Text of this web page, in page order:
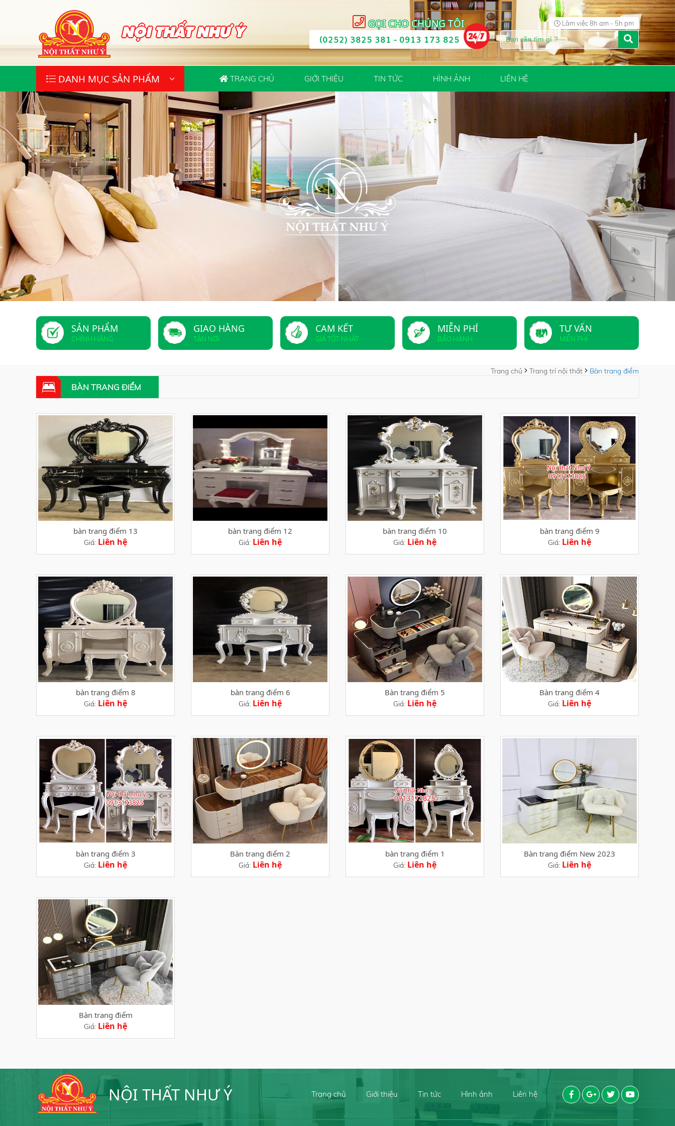
NỘI THẤT NHƯ Ý GỌI CHO CHÚNG TÔI
(0252) 3825 381 - 0913 173 825
Làm việc 8h am - 5h pm
DANH MỤC SẢN PHẨM TRANG CHỦ GIỚI THIỆU TIN TỨC HÌNH ẢNH LIÊN HỆ
SẢN PHẨM
CHÍNH HÃNG
GIAO HÀNG
TẬN NƠI
CAM KẾT
GIÁ TỐT NHẤT
MIỄN PHÍ
BẢO HÀNH
TƯ VẤN
MIỄN PHÍ
Trang chủ Trang trí nội thất Bàn trang điểm
BÀN TRANG ĐIỂM
bàn trang điểm 13
Giá: Liên hệ
bàn trang điểm 12
Giá: Liên hệ
bàn trang điểm 10
Giá: Liên hệ
bàn trang điểm 9
Giá: Liên hệ
bàn trang điểm 8
Giá: Liên hệ
bàn trang điểm 6
Giá: Liên hệ
Bàn trang điểm 5
Giá: Liên hệ
Bàn trang điểm 4
Giá: Liên hệ
bàn trang điểm 3
Giá: Liên hệ
Bàn trang điểm 2
Giá: Liên hệ
bàn trang điểm 1
Giá: Liên hệ
Bàn trang điểm New 2023
Giá: Liên hệ
Bàn trang điểm
Giá: Liên hệ
NỘI THẤT NHƯ Ý Trang chủ Giới thiệu Tin tức Hình ảnh Liên hệ